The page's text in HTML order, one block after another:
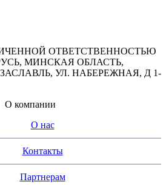
ОТВЕТСТВЕННОСТЬЮ
МИНСКАЯ ОБЛАСТЬ,
УЛ. НАБЕРЕЖНАЯ, Д 1-
О компании
О нас
Контакты
Партнерам